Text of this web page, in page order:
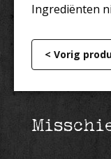
Ingrediënten
< Vorig